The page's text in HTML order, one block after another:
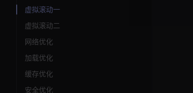
虚拟滚动一
虚拟滚动二
网络优化
加载优化
缓存优化
安全优化